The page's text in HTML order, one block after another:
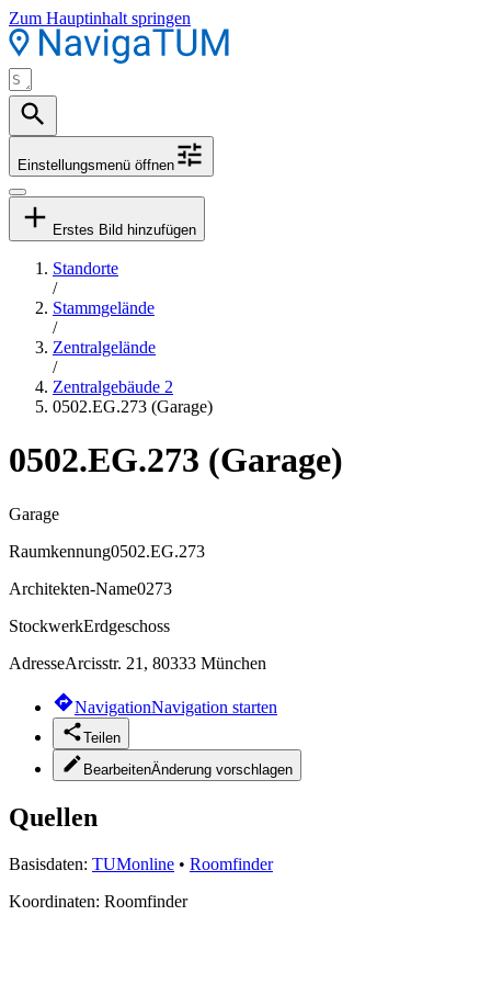
Zum Hauptinhalt springen
Einstellungsmenü öffnen
Erstes Bild hinzufügen
Standorte
/
Stammgelände
/
Zentralgelände
/
Zentralgebäude 2
0502.EG.273 (Garage)
0502.EG.273 (Garage)
Garage
Raumkennung0502.EG.273
Architekten-Name0273
StockwerkErdgeschoss
AdresseArcisstr. 21, 80333 München
NavigationNavigation starten
Teilen
BearbeitenÄnderung vorschlagen
Quellen
Basisdaten: TUMonline • Roomfinder
Koordinaten: Roomfinder